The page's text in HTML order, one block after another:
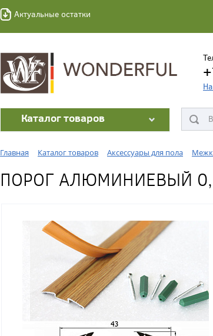
Актуальные остатки
Каталог товаров
Главная Каталог товаров Аксессуары для пола
ПОРОГ АЛЮМИНИЕВЫЙ